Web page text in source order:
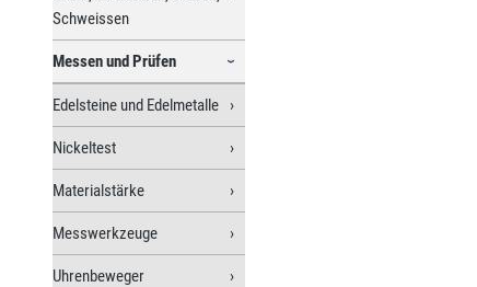
Schweissen
Messen und Prüfen
Edelsteine und Edelmetalle
Nickeltest
Materialstärke
Messwerkzeuge
Uhrenbeweger